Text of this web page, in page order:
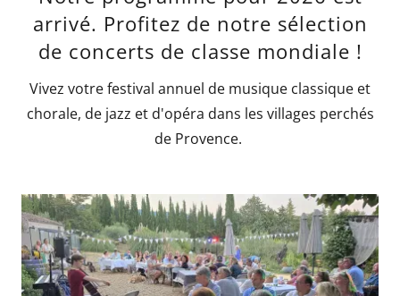
arrivé. Profitez de notre sélection
de concerts de classe mondiale !
Vivez votre festival annuel de musique classique et
chorale, de jazz et d'opéra dans les villages perchés
de Provence.